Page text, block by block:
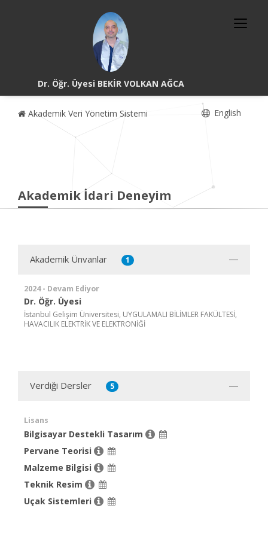
Dr. Öğr. Üyesi BEKİR VOLKAN AĞCA
Akademik Veri Yönetim Sistemi English
Akademik İdari Deneyim
Akademik Ünvanlar 1
2024 - Devam Ediyor
Dr. Öğr. Üyesi
İstanbul Gelişim Üniversitesi, UYGULAMALI BİLİMLER FAKÜLTESİ,
HAVACILIK ELEKTRİK VE ELEKTRONİĞİ
Verdiği Dersler 5
Lisans
Bilgisayar Destekli Tasarım
Pervane Teorisi
Malzeme Bilgisi
Teknik Resim
Uçak Sistemleri